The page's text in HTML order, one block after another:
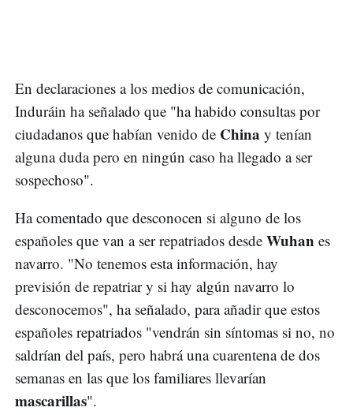
En declaraciones a los medios de comunicación,
Induráin ha señalado que "ha habido consultas por
ciudadanos que habían venido de China y tenían
alguna duda pero en ningún caso ha llegado a ser
sospechoso".
Ha comentado que desconocen si alguno de los
españoles que van a ser repatriados desde Wuhan es
navarro. "No tenemos esta información, hay
previsión de repatriar y si hay algún navarro lo
desconocemos", ha señalado, para añadir que estos
españoles repatriados "vendrán sin síntomas si no, no
saldrían del país, pero habrá una cuarentena de dos
semanas en las que los familiares llevarían
mascarillas".